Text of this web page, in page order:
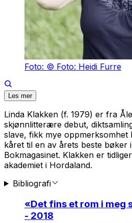
Foto: © Foto: Heidi Furre
Les mer
Linda Klakken (f. 1979) er fra
skjønnlitterære debut,
slave, fikk mye oppmerksomhet
kåret til en av årets beste bøker
Bokmagasinet. Klakken er
akademiet i Hordaland.
Bibliografi
«Det fins et rom i meg
- 2018